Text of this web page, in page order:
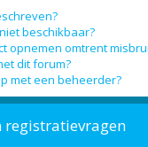
beschikbaar?
opnemen omtrent
dit forum?
met een beheerder?
registratievragen